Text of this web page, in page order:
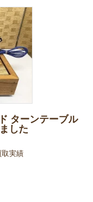
ターンテーブル
した
取実績